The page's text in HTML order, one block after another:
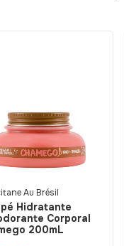
Au Brésil
Hidratante
Corporal
200mL